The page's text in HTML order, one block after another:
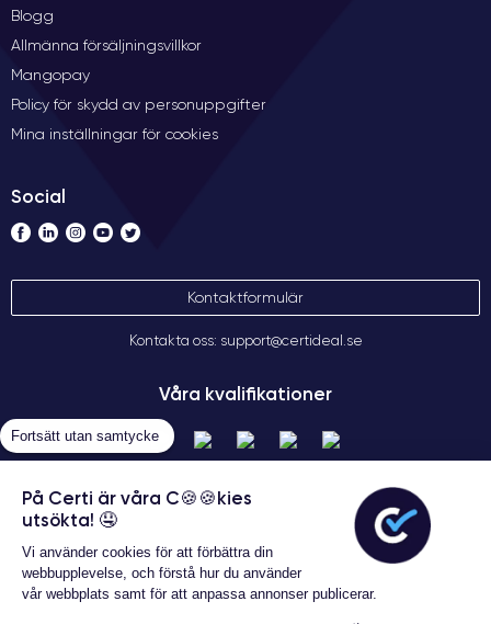
Garanterat 24 månader
Blogg
Allmänna försäljningsvillkor
Mangopay
Policy för skydd av personuppgifter
Mina inställningar för cookies
Social
Kontaktformulär
Kontakta oss: support@certideal.se
Våra kvalifikationer
Allmänna försäljningsvillkor
Fortsätt utan samtycke
På Certi är våra C🍪🍪kies
utsökta! 🤤
Vi använder cookies för att förbättra din
webbupplevelse, och förstå hur du använder
vår webbplats samt för att anpassa annonser publicerar.